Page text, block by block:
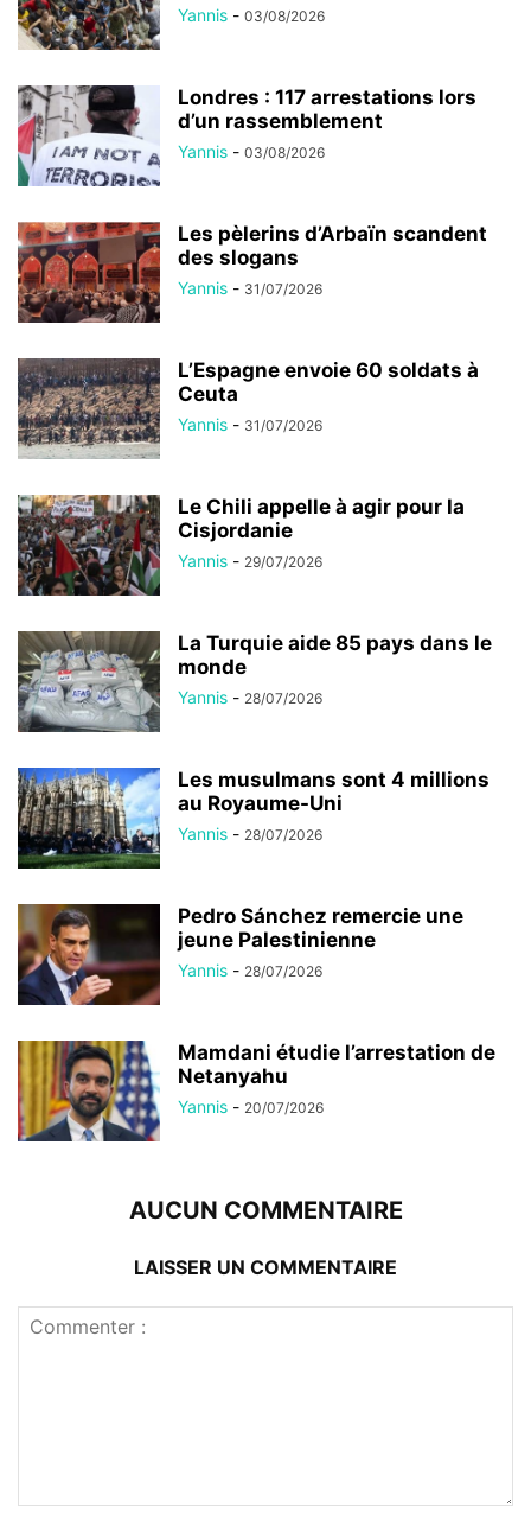
Yannis - 03/08/2026
Londres : 117 arrestations lors
d’un rassemblement
Yannis - 03/08/2026
Les pèlerins d’Arbaïn scandent
des slogans
Yannis - 31/07/2026
L’Espagne envoie 60 soldats à
Ceuta
Yannis - 31/07/2026
Le Chili appelle à agir pour la
Cisjordanie
Yannis - 29/07/2026
La Turquie aide 85 pays dans le
monde
Yannis - 28/07/2026
Les musulmans sont 4 millions
au Royaume-Uni
Yannis - 28/07/2026
Pedro Sánchez remercie une
jeune Palestinienne
Yannis - 28/07/2026
Mamdani étudie l’arrestation de
Netanyahu
Yannis - 20/07/2026
AUCUN COMMENTAIRE
LAISSER UN COMMENTAIRE